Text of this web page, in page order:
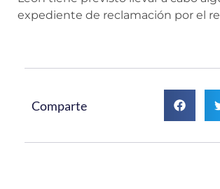
expediente de reclamación por el
Comparte